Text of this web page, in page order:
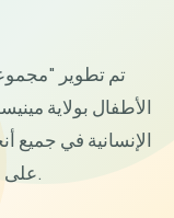
تم تطوير
الأطفال بولاية
الإنسانية في جميع
على التوتر والصدمات النفسية.